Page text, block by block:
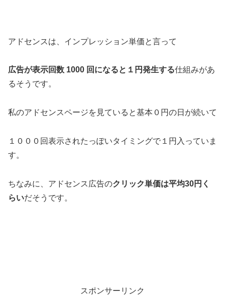
アドセンスは、インプレッション単価と言って
広告が表示回数 1000 回になると１円発生する仕組みがあ
るそうです。
私のアドセンスページを見ていると基本０円の日が続いて
１０００回表示されたっぽいタイミングで１円入っていま
す。
ちなみに、アドセンス広告のクリック単価は平均30円く
らいだそうです。
スポンサーリンク